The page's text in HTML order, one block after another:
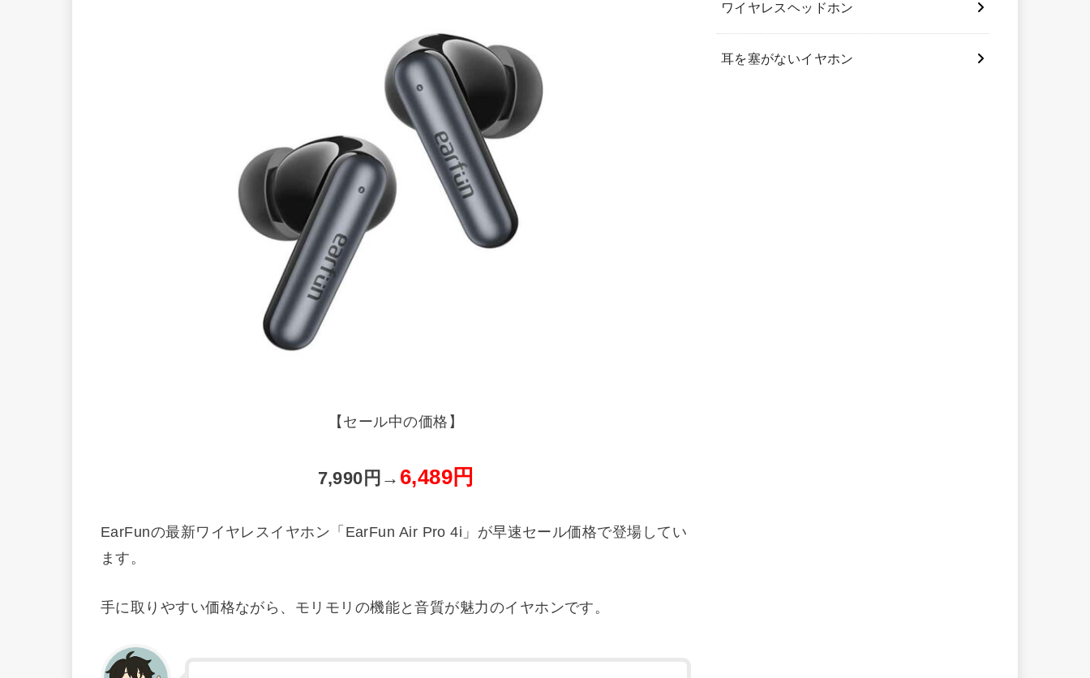
【セール中の価格】
7,990円→ 6,489円
EarFunの最新ワイヤレスイヤホン「EarFun Air Pro 4i」が早速セール価格で登場してい
ます。
手に取りやすい価格ながら、モリモリの機能と音質が魅力のイヤホンです。
ワイヤレスヘッドホン
耳を塞がないイヤホン